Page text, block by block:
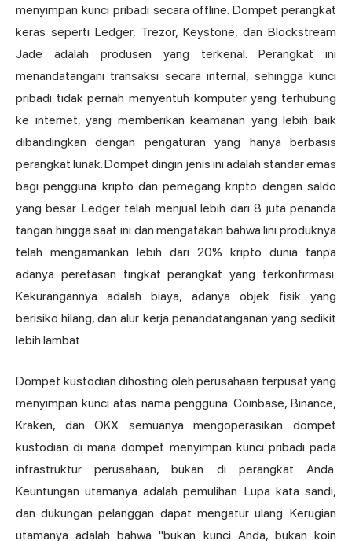
menyimpan kunci pribadi secara offline. Dompet perangkat
keras seperti Ledger, Trezor, Keystone, dan Blockstream
Jade adalah produsen yang terkenal. Perangkat ini
menandatangani transaksi secara internal, sehingga kunci
pribadi tidak pernah menyentuh komputer yang terhubung
ke internet, yang memberikan keamanan yang lebih baik
dibandingkan dengan pengaturan yang hanya berbasis
perangkat lunak. Dompet dingin jenis ini adalah standar emas
bagi pengguna kripto dan pemegang kripto dengan saldo
yang besar. Ledger telah menjual lebih dari 8 juta penanda
tangan hingga saat ini dan mengatakan bahwa lini produknya
telah mengamankan lebih dari 20% kripto dunia tanpa
adanya peretasan tingkat perangkat yang terkonfirmasi.
Kekurangannya adalah biaya, adanya objek fisik yang
berisiko hilang, dan alur kerja penandatanganan yang sedikit
lebih lambat.
Dompet kustodian dihosting oleh perusahaan terpusat yang
menyimpan kunci atas nama pengguna. Coinbase, Binance,
Kraken, dan OKX semuanya mengoperasikan dompet
kustodian di mana dompet menyimpan kunci pribadi pada
infrastruktur perusahaan, bukan di perangkat Anda.
Keuntungan utamanya adalah pemulihan. Lupa kata sandi,
dan dukungan pelanggan dapat mengatur ulang. Kerugian
utamanya adalah bahwa "bukan kunci Anda, bukan koin